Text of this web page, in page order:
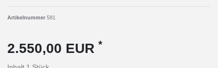
Artikelnummer 581
2.550,00 EUR *